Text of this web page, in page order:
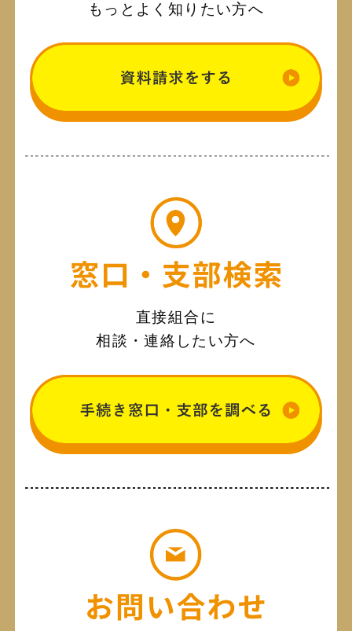
もっとよく知りたい方へ
直接組合に
相談・連絡したい方へ